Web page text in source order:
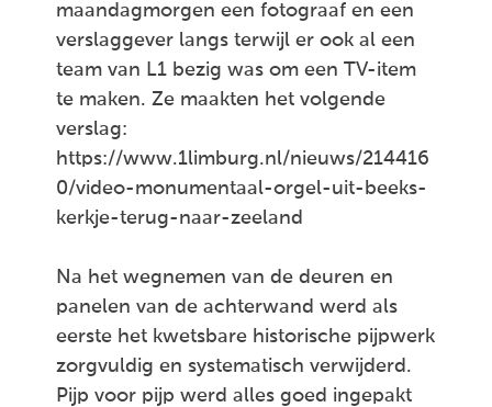
maandagmorgen een fotograaf en een
verslaggever langs terwijl er ook al een
team van L1 bezig was om een TV-item
te maken. Ze maakten het volgende
verslag:
https://www.1limburg.nl/nieuws/214416
0/video-monumentaal-orgel-uit-beeks-
kerkje-terug-naar-zeeland
Na het wegnemen van de deuren en
panelen van de achterwand werd als
eerste het kwetsbare historische pijpwerk
zorgvuldig en systematisch verwijderd.
Pijp voor pijp werd alles goed ingepakt